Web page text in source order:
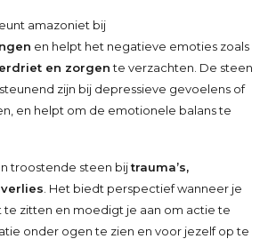
amazoniet bij
en helpt het negatieve emoties zoals
en zorgente verzachten. De steen
zijn bij depressieve gevoelens of
en helpt om de emotionele balans te
troostende steen bijtrauma’s,
. Het biedt perspectief wanneer je
te zitten en moedigt je aan om actie te
onder ogen te zien en voor jezelf op te